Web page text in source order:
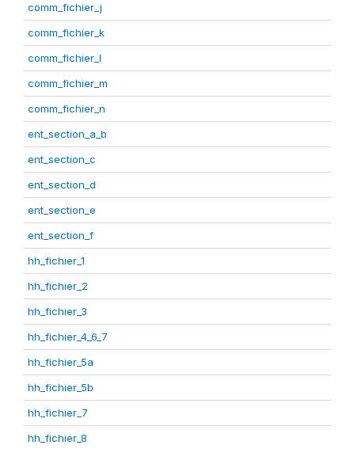
comm_fichier_j
comm_fichier_k
comm_fichier_l
comm_fichier_m
comm_fichier_n
ent_section_a_b
ent_section_c
ent_section_d
ent_section_e
ent_section_f
hh_fichier_1
hh_fichier_2
hh_fichier_3
hh_fichier_4_6_7
hh_fichier_5a
hh_fichier_5b
hh_fichier_7
hh_fichier_8